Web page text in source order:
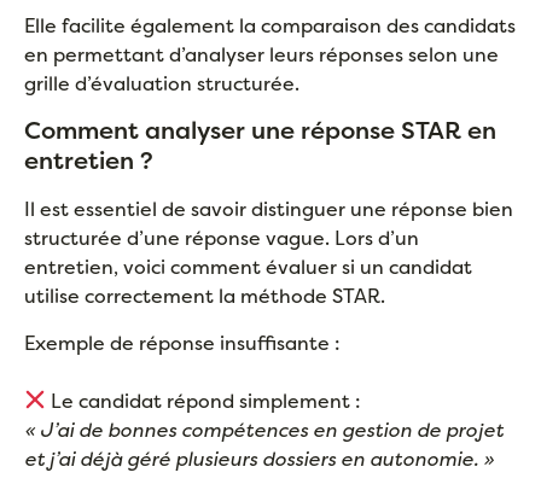
Elle facilite également la comparaison des candidats
en permettant d’analyser leurs réponses selon une
grille d’évaluation structurée.
Comment analyser une réponse STAR en
entretien ?
Il est essentiel de savoir distinguer une réponse bien
structurée d’une réponse vague. Lors d’un
entretien, voici comment évaluer si un candidat
utilise correctement la méthode STAR.
Exemple de réponse insuffisante :
Le candidat répond simplement :
« J’ai de bonnes compétences en gestion de projet
et j’ai déjà géré plusieurs dossiers en autonomie. »